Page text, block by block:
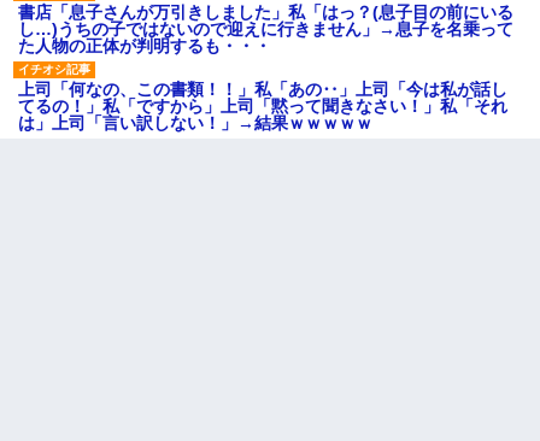
書店「息子さんが万引きしました」私「はっ？(息子目の前にいる
し…)うちの子ではないので迎えに行きません」→息子を名乗って
た人物の正体が判明するも・・・
上司「何なの、この書類！！」私「あの‥」上司「今は私が話し
てるの！」私「ですから」上司「黙って聞きなさい！」私「それ
は」上司「言い訳しない！」→結果ｗｗｗｗｗ